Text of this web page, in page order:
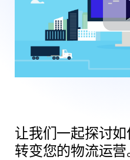
让我们一起探讨
转变您的物流运